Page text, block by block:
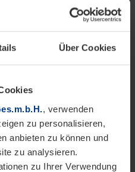
Über Cookies
, verwenden
zu personalisieren,
anbieten zu können und
zu analysieren.
zu Ihrer Verwendung